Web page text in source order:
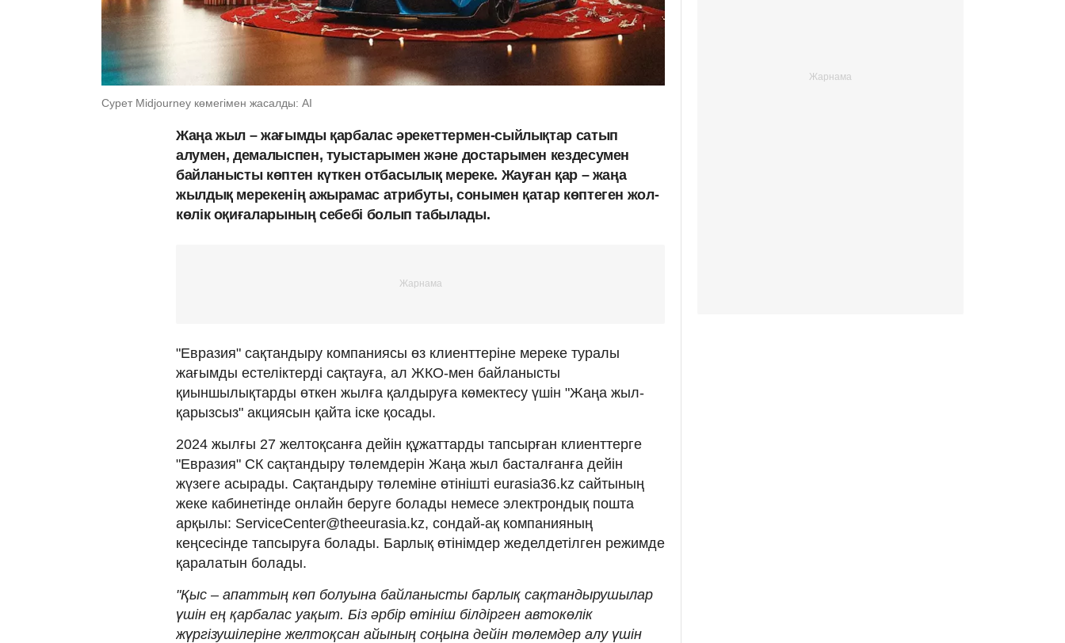
Сурет Midjourney көмегімен жасалды: AI
Жаңа жыл – жағымды қарбалас әрекеттермен-сыйлықтар сатып
алумен, демалыспен, туыстарымен және достарымен кездесумен
байланысты көптен күткен отбасылық мереке. Жауған қар – жаңа
жылдық мерекенің ажырамас атрибуты, сонымен қатар көптеген жол-
көлік оқиғаларының себебі болып табылады.
"Евразия" сақтандыру компаниясы өз клиенттеріне мереке туралы
жағымды естеліктерді сақтауға, ал ЖКО-мен байланысты
қиыншылықтарды өткен жылға қалдыруға көмектесу үшін "Жаңа жыл-
қарызсыз" акциясын қайта іске қосады.
2024 жылғы 27 желтоқсанға дейін құжаттарды тапсырған клиенттерге
"Евразия" СК сақтандыру төлемдерін Жаңа жыл басталғанға дейін
жүзеге асырады. Сақтандыру төлеміне өтінішті eurasia36.kz сайтының
жеке кабинетінде онлайн беруге болады немесе электрондық пошта
арқылы: ServiceCenter@theeurasia.kz, сондай-ақ компанияның
кеңсесінде тапсыруға болады. Барлық өтінімдер жеделдетілген режимде
қаралатын болады.
"Қыс – апаттың көп болуына байланысты барлық сақтандырушылар
үшін ең қарбалас уақыт. Біз әрбір өтініш білдірген автокөлік
жүргізушілеріне желтоқсан айының соңына дейін төлемдер алу үшін